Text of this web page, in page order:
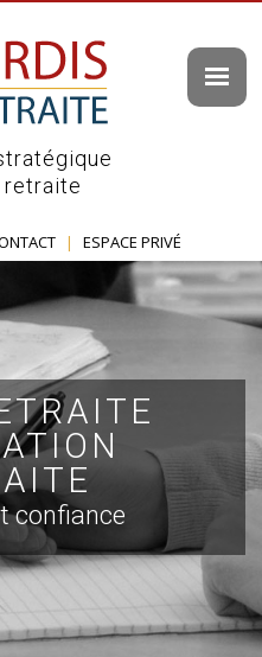
retraite
| ESPACE PRIVÉ
confiance